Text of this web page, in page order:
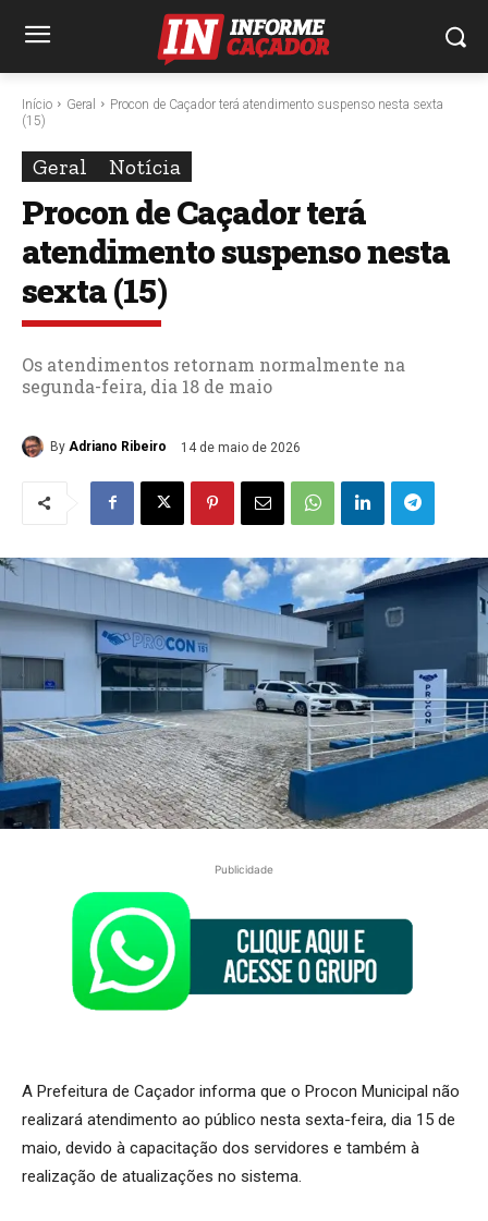
Início Geral
Procon de Caçador terá atendimento suspenso nesta sexta
(15)
Geral Notícia
Procon de Caçador terá
atendimento suspenso nesta
sexta (15)
Os atendimentos retornam normalmente na
segunda-feira, dia 18 de maio
By Adriano Ribeiro 14 de maio de 2026
Publicidade
A Prefeitura de Caçador informa que o Procon Municipal não
realizará atendimento ao público nesta sexta-feira, dia 15 de
maio, devido à capacitação dos servidores e também à
realização de atualizações no sistema.